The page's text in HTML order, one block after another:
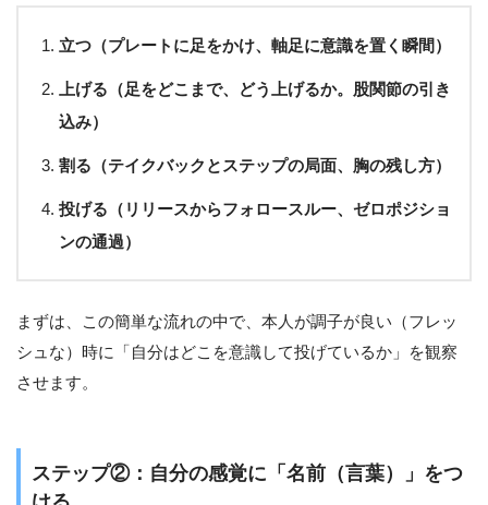
立つ（プレートに足をかけ、軸足に意識を置く瞬間）
上げる（足をどこまで、どう上げるか。股関節の引き
込み）
割る（テイクバックとステップの局面、胸の残し方）
投げる（リリースからフォロースルー、ゼロポジショ
ンの通過）
まずは、この簡単な流れの中で、本人が調子が良い（フレッ
シュな）時に「自分はどこを意識して投げているか」を観察
させます。
ステップ②：自分の感覚に「名前（言葉）」をつ